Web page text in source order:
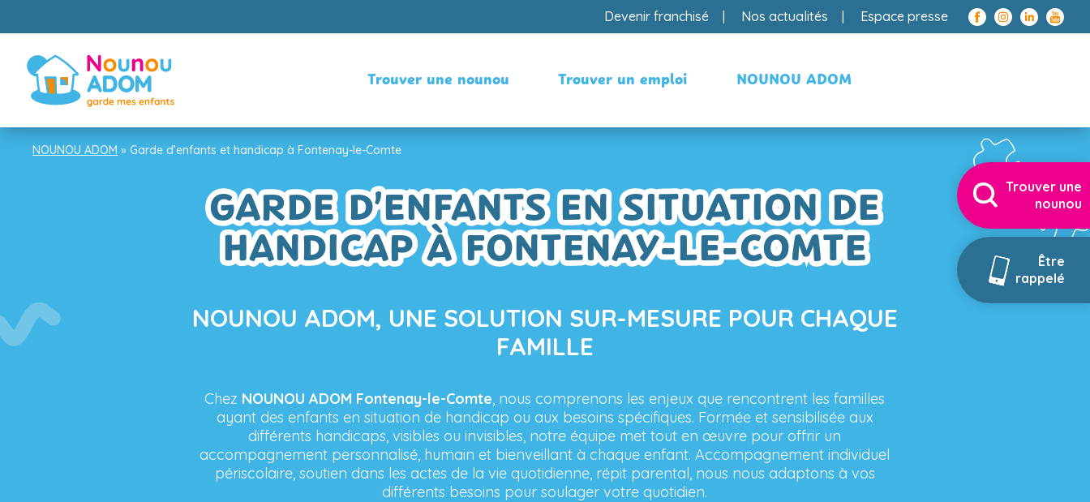
Devenir franchisé Nos actualités Espace presse
Trouver une nounou Trouver un emploi NOUNOU ADOM
Trouver une
nounou
Être
rappelé
NOUNOU ADOM »Garde d’enfants et handicap à Fontenay-le-Comte
GARDE D’ENFANTS EN SITUATION DE
HANDICAP À FONTENAY-LE-COMTE
NOUNOU ADOM, UNE SOLUTION SUR-MESURE POUR CHAQUE
FAMILLE
Chez NOUNOU ADOM Fontenay-le-Comte, nous comprenons les enjeux que rencontrent les familles
ayant des enfants en situation de handicap ou aux besoins spécifiques. Formée et sensibilisée aux
différents handicaps, visibles ou invisibles, notre équipe met tout en œuvre pour offrir un
accompagnement personnalisé, humain et bienveillant à chaque enfant. Accompagnement individuel
périscolaire, soutien dans les actes de la vie quotidienne, répit parental, nous nous adaptons à vos
différents besoins pour soulager votre quotidien.